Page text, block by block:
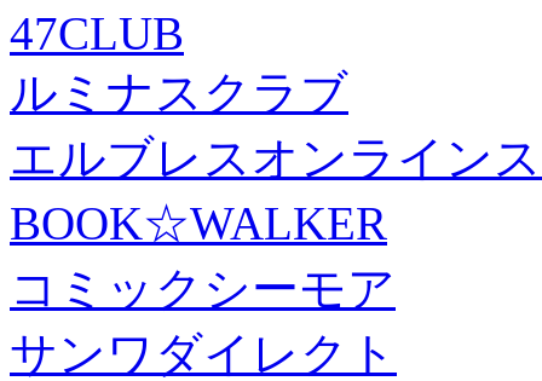
47CLUB
ルミナスクラブ
エルブレスオンライン
BOOK☆WALKER
コミックシーモア
サンワダイレクト